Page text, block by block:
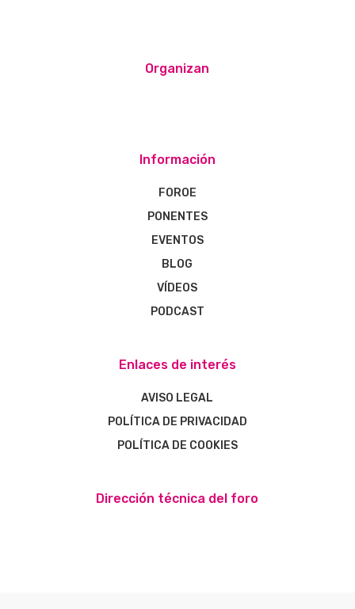
Organizan
Información
FOROE
PONENTES
EVENTOS
BLOG
VÍDEOS
PODCAST
Enlaces de interés
AVISO LEGAL
POLÍTICA DE PRIVACIDAD
POLÍTICA DE COOKIES
Dirección técnica del foro